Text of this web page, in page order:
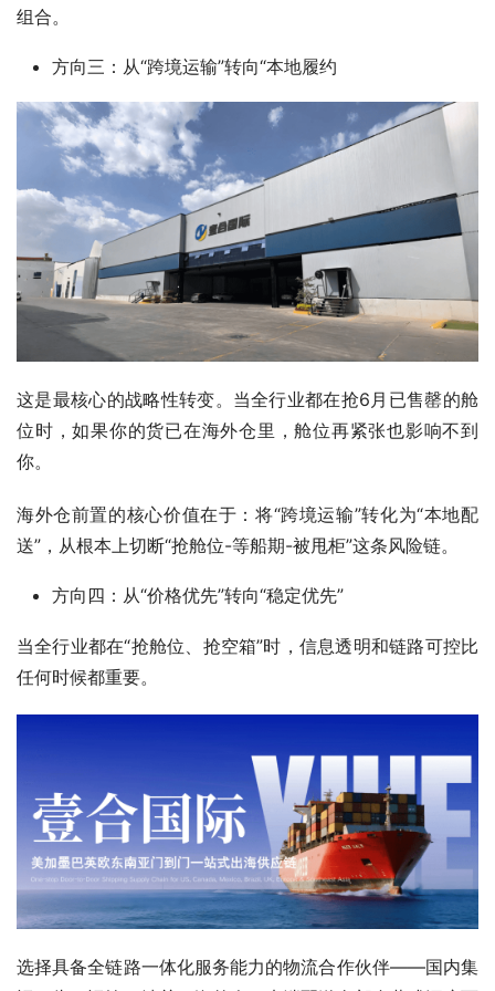
组合。
方向三：从“跨境运输”转向“本地履约
这是最核心的战略性转变。当全行业都在抢6月已售罄的舱
位时，如果你的货已在海外仓里，舱位再紧张也影响不到
你。
海外仓前置的核心价值在于：将“跨境运输”转化为“本地配
送”，从根本上切断“抢舱位-等船期-被甩柜”这条风险链。
方向四：从“价格优先”转向“稳定优先”
当全行业都在“抢舱位、抢空箱”时，信息透明和链路可控比
任何时候都重要。
选择具备全链路一体化服务能力的物流合作伙伴——国内集